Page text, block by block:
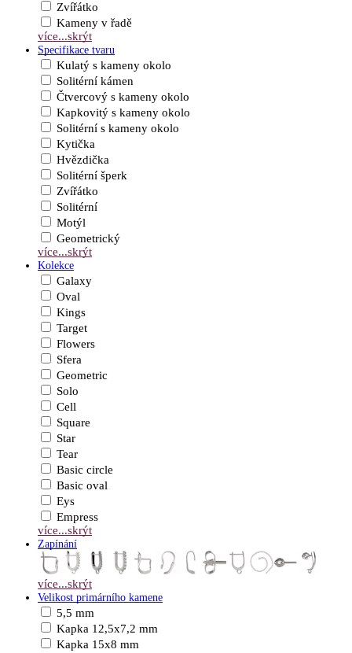
Zvířátko
Kameny v řadě
více...skrýt
Specifikace tvaru
Kulatý s kameny okolo
Solitérní kámen
Čtvercový s kameny okolo
Kapkovitý s kameny okolo
Solitérní s kameny okolo
Kytička
Hvězdička
Solitérní šperk
Zvířátko
Solitérní
Motýl
Geometrický
více...skrýt
Kolekce
Galaxy
Oval
Kings
Target
Flowers
Sfera
Geometric
Solo
Cell
Square
Star
Tear
Basic circle
Basic oval
Eys
Empress
více...skrýt
Zapínání
více...skrýt
Velikost primárního kamene
5,5 mm
Kapka 12,5x7,2 mm
Kapka 15x8 mm